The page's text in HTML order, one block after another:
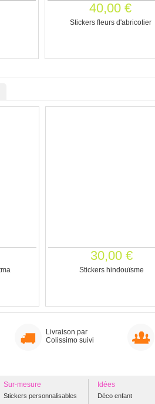
40,00 €
Stickers fleurs d'abricotier
30,00 €
Stickers hindouïsme
Livraison par
Colissimo suivi
Sur-mesure
Stickers personnalisables
Idées
Déco enfant